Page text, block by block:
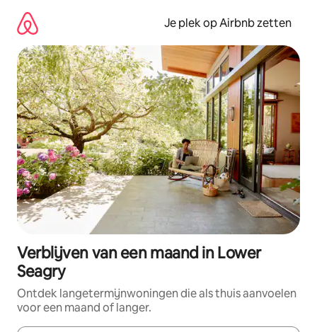
direct
naar
inhoud
Je plek op Airbnb zetten
Verblijven van een maand in Lower
Seagry
Ontdek langetermijnwoningen die als thuis aanvoelen
voor een maand of langer.